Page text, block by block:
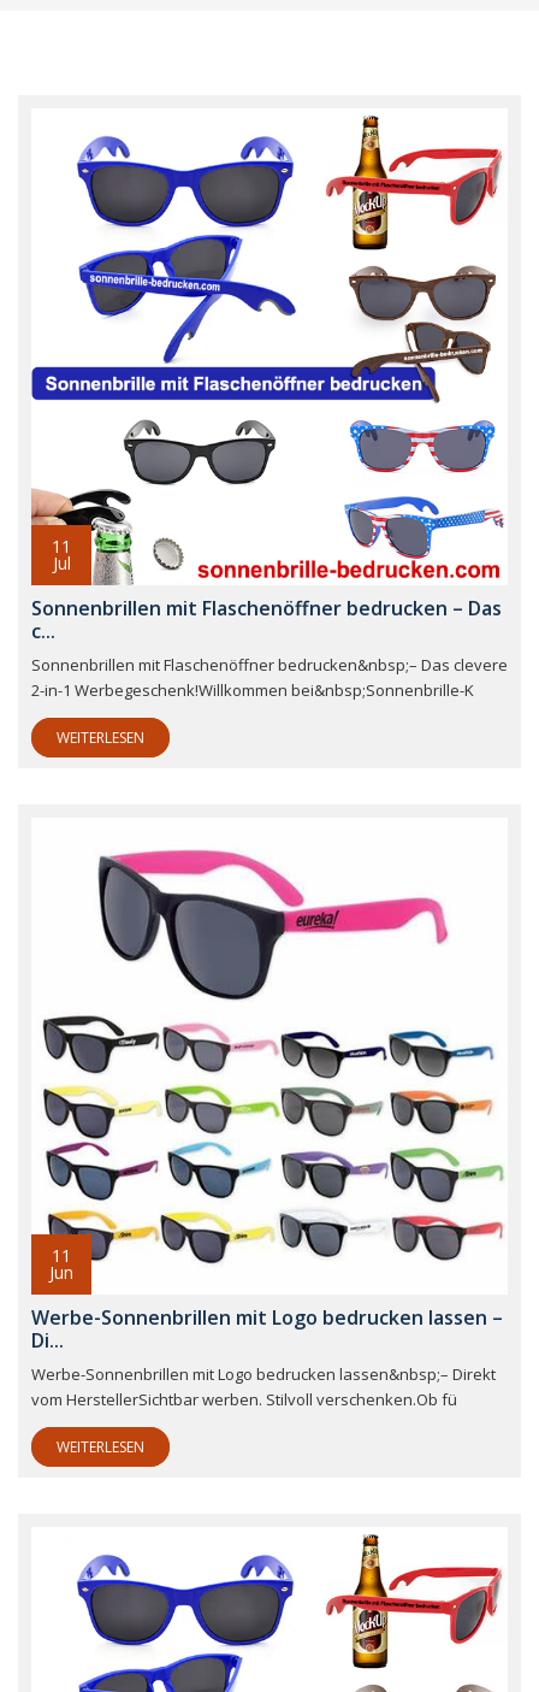
11
Jul
Sonnenbrillen mit Flaschenöffner bedrucken – Das
c...
Sonnenbrillen mit Flaschenöffner bedrucken&nbsp;– Das clevere
2-in-1 Werbegeschenk!Willkommen bei&nbsp;Sonnenbrille-K
WEITERLESEN
11
Jun
Werbe-Sonnenbrillen mit Logo bedrucken lassen –
Di...
Werbe-Sonnenbrillen mit Logo bedrucken lassen&nbsp;– Direkt
vom HerstellerSichtbar werben. Stilvoll verschenken.Ob fü
WEITERLESEN